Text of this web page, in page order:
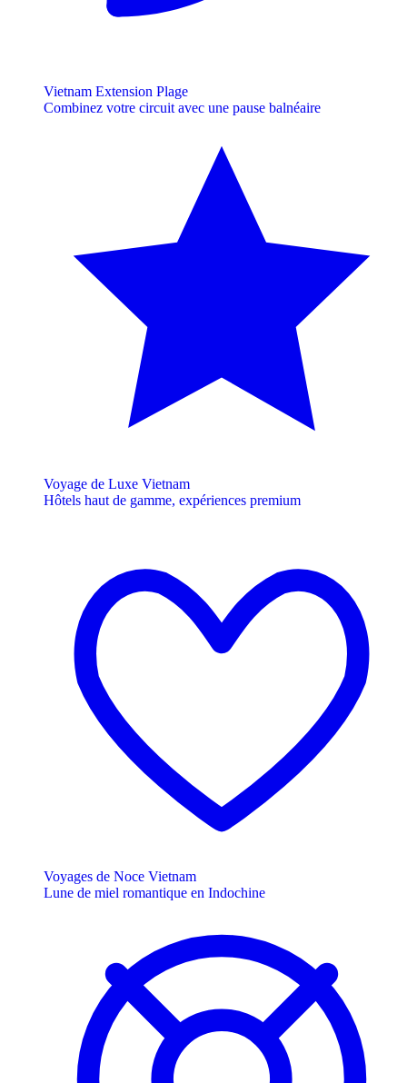
Vietnam Extension Plage
Combinez votre circuit avec une pause balnéaire
Voyage de Luxe Vietnam
Hôtels haut de gamme, expériences premium
Voyages de Noce Vietnam
Lune de miel romantique en Indochine